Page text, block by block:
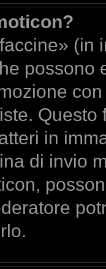
(in
possono
in
di invio